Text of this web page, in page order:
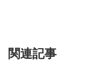
関連記事